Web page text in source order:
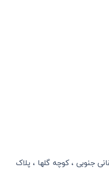
جنوبی ، کوچه گلها ، پلاک